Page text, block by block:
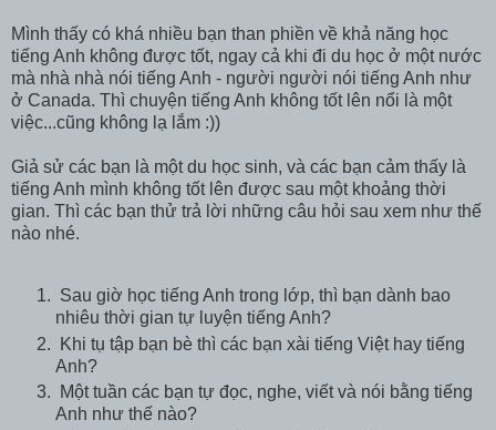
Mình thấy có khá nhiều bạn than phiền về khả năng học
tiếng Anh không được tốt, ngay cả khi đi du học ở một nước
mà nhà nhà nói tiếng Anh - người người nói tiếng Anh như
ở Canada. Thì chuyện tiếng Anh không tốt lên nổi là một
việc...cũng không lạ lắm :))
Giả sử các bạn là một du học sinh, và các bạn cảm thấy là
tiếng Anh mình không tốt lên được sau một khoảng thời
gian. Thì các bạn thử trả lời những câu hỏi sau xem như thế
nào nhé.
Sau giờ học tiếng Anh trong lớp, thì bạn dành bao
nhiêu thời gian tự luyện tiếng Anh?
Khi tụ tập bạn bè thì các bạn xài tiếng Việt hay tiếng
Anh?
Một tuần các bạn tự đọc, nghe, viết và nói bằng tiếng
Anh như thế nào?